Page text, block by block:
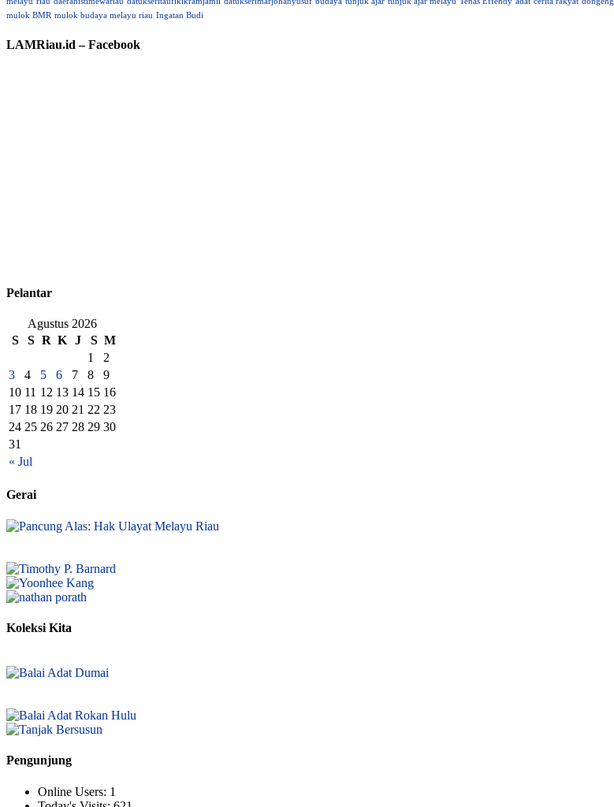
mulok BMR mulok budaya melayu riau Ingatan Budi
LAMRiau.id – Facebook
Pelantar
Agustus 2026
S
S R K J S M
« Jul
1
2
3
4 5 6 7 8
9
10 11 12 13 14 15 16
17 18 19 20 21 22 23
24 25 26 27 28 29 30
31
Gerai
Koleksi Kita
Pengunjung
Online Users: 1